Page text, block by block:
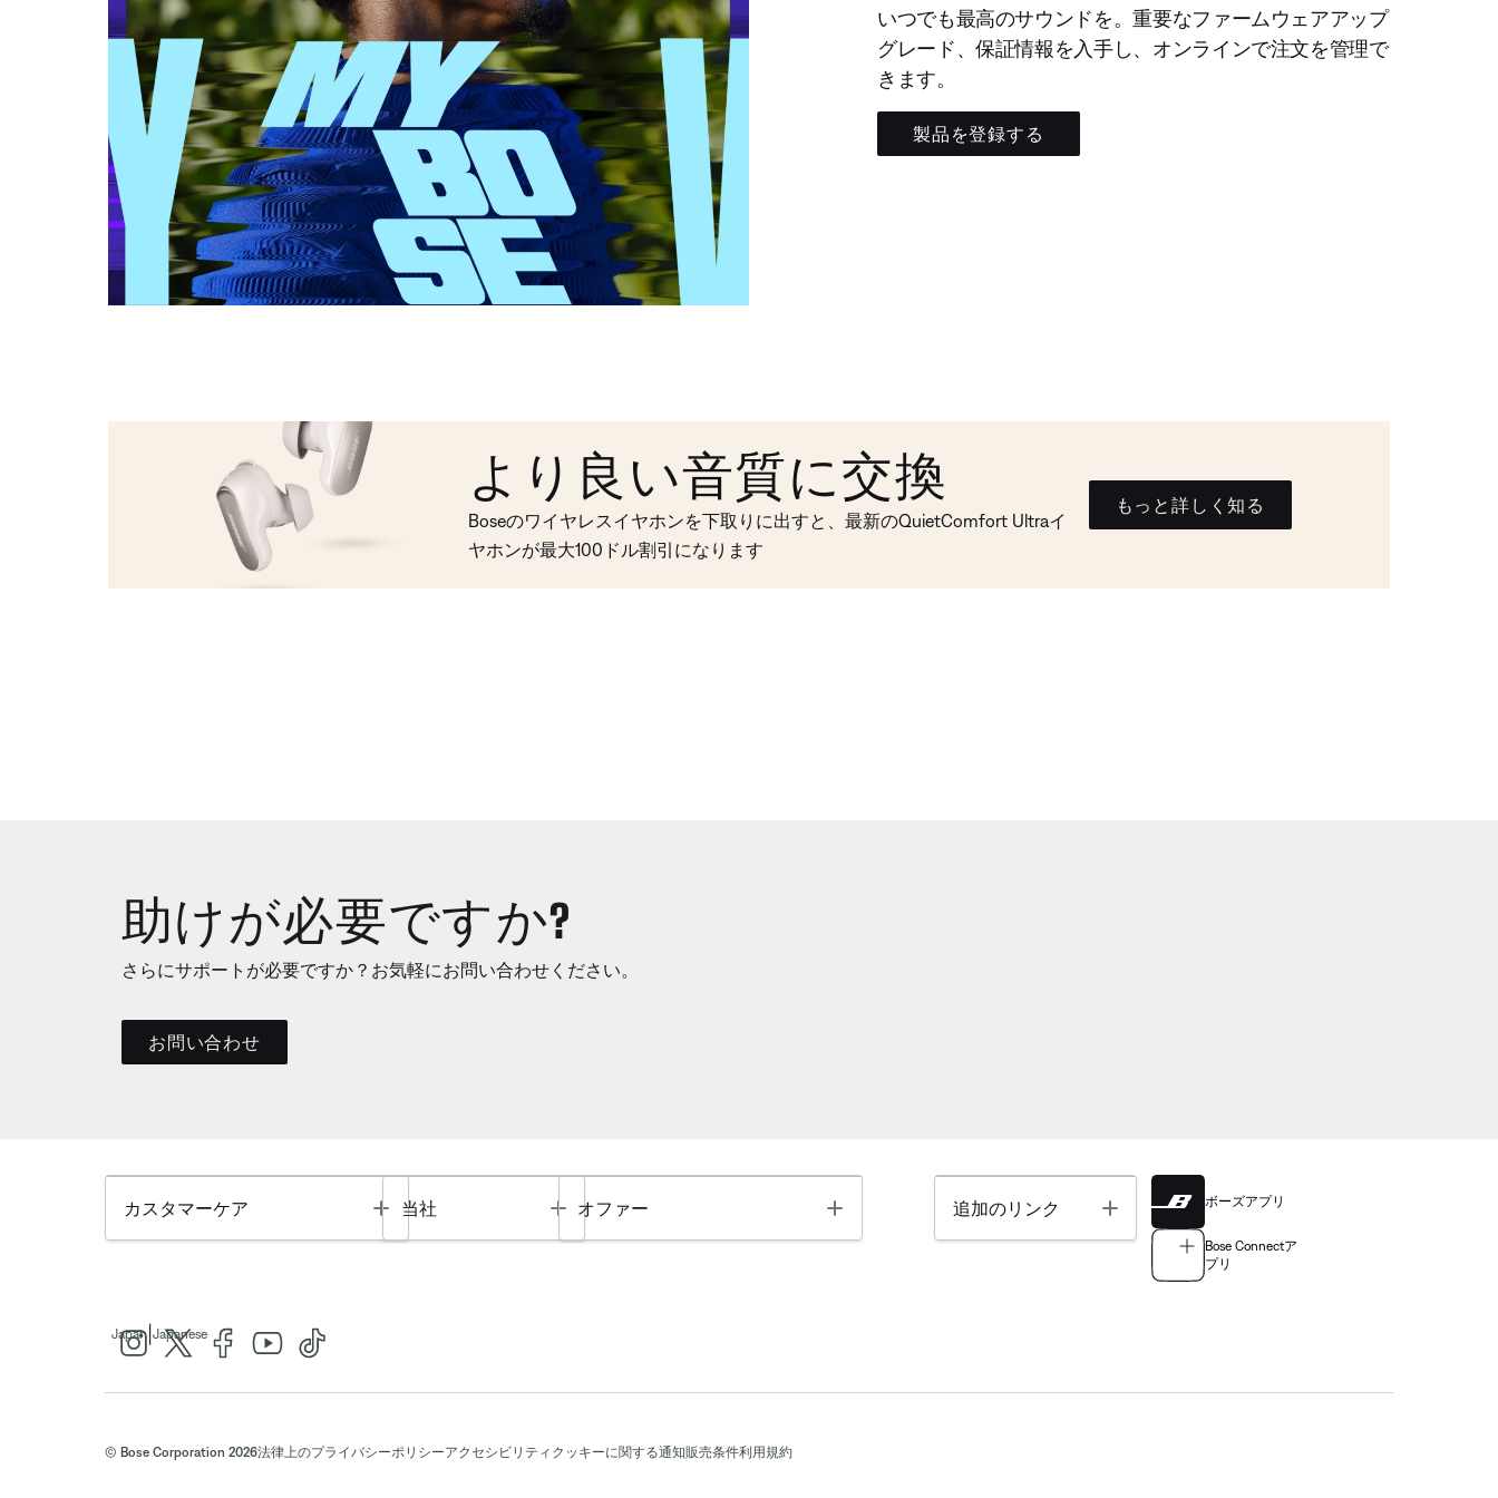
いつでも最高のサウンドを。重要なファームウェアアップ
グレード、保証情報を入手し、オンラインで注文を管理で
きます。
製品を登録する
より良い音質に交換
Boseのワイヤレスイヤホンを下取りに出すと、最新のQuietComfort Ultraイ
ヤホンが最大100ドル割引になります
もっと詳しく知る
助けが必要ですか?
さらにサポートが必要ですか？お気軽にお問い合わせください。
お問い合わせ
カスタマーケア Toggle
当社 Toggle
オファー Toggle 追加のリンク Toggle ボーズアプリ
Bose Connectア
プリ
Japan Japanese
© Bose Corporation 2026法律上のプライバシーポリシーアクセシビリティ クッキーに関する通知販売条件利用規約